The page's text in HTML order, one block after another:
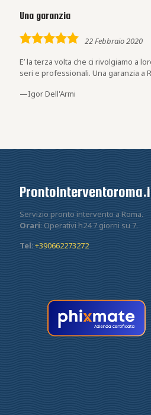
Una garanzia
5,0
22 Febbraio 2020
E’ la terza volta che ci rivolgiamo a
seri e professionali. Una garanzia a
Igor Dell'Armi
Servizio pronto intervento a Roma.
Orari: Operativi h24 7 giorni su 7.
Tel: +390662273272